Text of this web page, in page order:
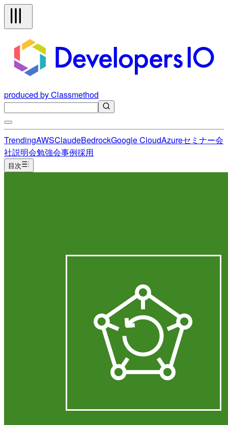
produced by Classmethod
TrendingAWSClaudeBedrockGoogle CloudAzureセミナー会
社説明会勉強会事例採用
目次